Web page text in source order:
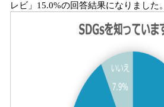
レビ」15.0%の回答結果になりました。